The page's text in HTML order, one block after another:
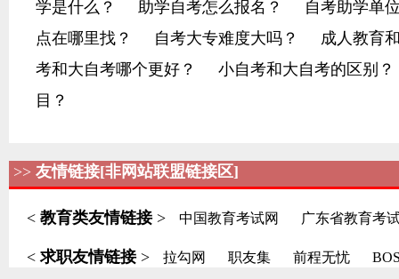
学是什么？
助学自考怎么报名？
自考助学单
点在哪里找？
自考大专难度大吗？
成人教育
考和大自考哪个更好？
小自考和大自考的区别？
目？
>> 友情链接[非网站联盟链接区]
< 教育类友情链接> 中国教育考试网 广东省教育考
< 求职友情链接> 拉勾网 职友集 前程无忧